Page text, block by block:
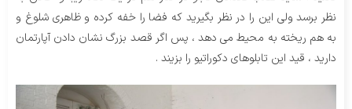
نظر برسد ولی این را در نظر بگیرید که فضا را خفه کرده و ظاهری شلوغ و
به هم ریخته به محیط می دهد ، پس اگر قصد بزرگ نشان دادن آپارتمان
دارید ، قید این تابلوهای دکوراتیو را بزیند .